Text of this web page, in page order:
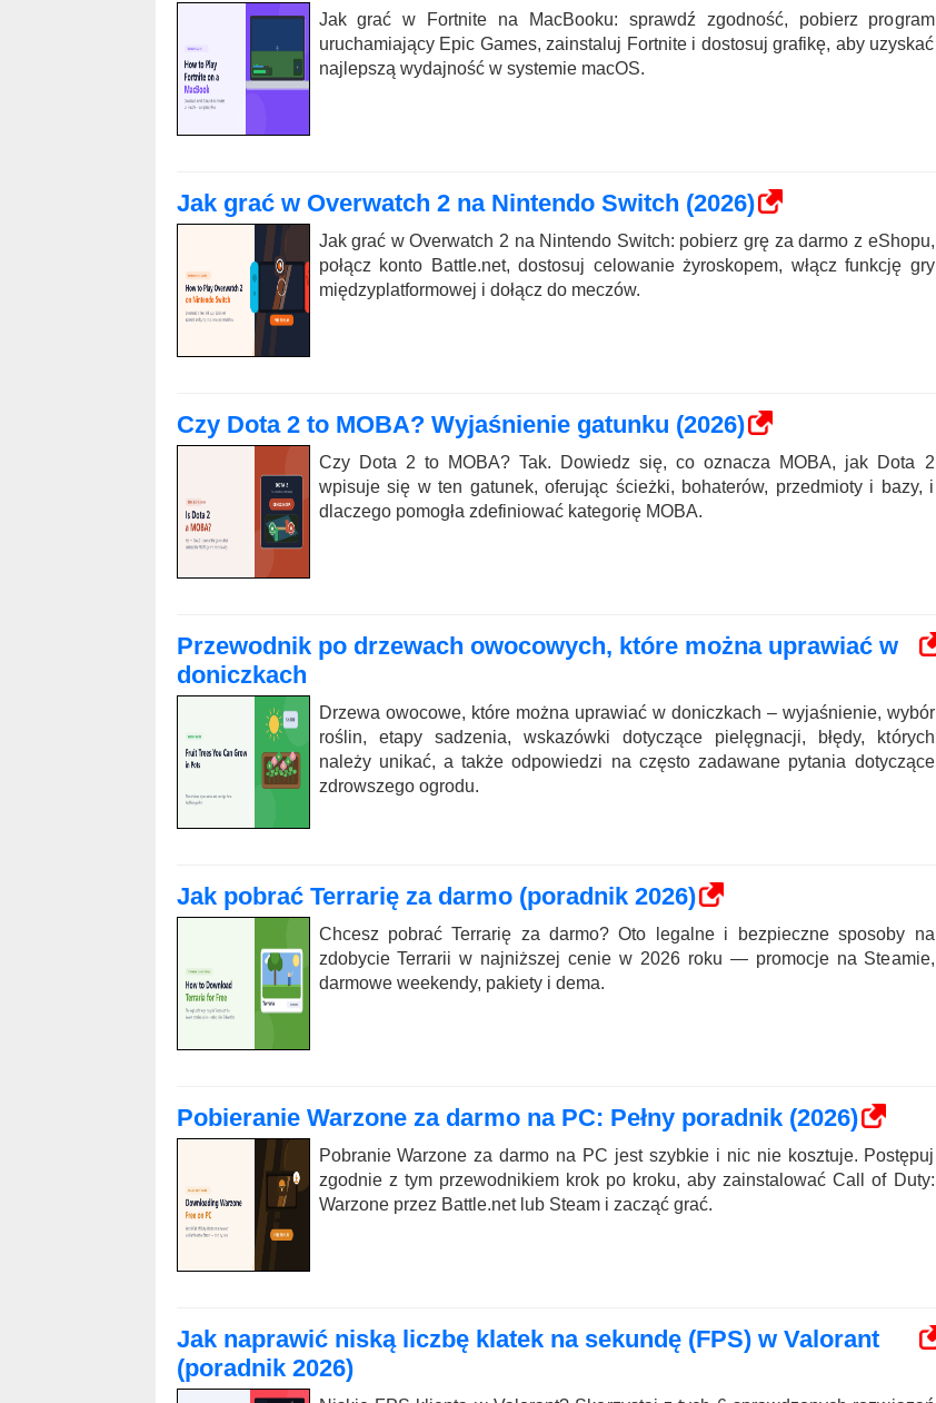
Jak grać w Fortnite na MacBooku: sprawdź zgodność, pobierz program
uruchamiający Epic Games, zainstaluj Fortnite i dostosuj grafikę, aby uzyskać
najlepszą wydajność w systemie macOS.
Jak grać w Overwatch 2 na Nintendo Switch (2026)
Jak grać w Overwatch 2 na Nintendo Switch: pobierz grę za darmo z eShopu,
połącz konto Battle.net, dostosuj celowanie żyroskopem, włącz funkcję gry
międzyplatformowej i dołącz do meczów.
Czy Dota 2 to MOBA? Wyjaśnienie gatunku (2026)
Czy Dota 2 to MOBA? Tak. Dowiedz się, co oznacza MOBA, jak Dota 2
wpisuje się w ten gatunek, oferując ścieżki, bohaterów, przedmioty i bazy, i
dlaczego pomogła zdefiniować kategorię MOBA.
Przewodnik po drzewach owocowych, które można uprawiać w
doniczkach
Drzewa owocowe, które można uprawiać w doniczkach – wyjaśnienie, wybór
roślin, etapy sadzenia, wskazówki dotyczące pielęgnacji, błędy, których
należy unikać, a także odpowiedzi na często zadawane pytania dotyczące
zdrowszego ogrodu.
Jak pobrać Terrarię za darmo (poradnik 2026)
Chcesz pobrać Terrarię za darmo? Oto legalne i bezpieczne sposoby na
zdobycie Terrarii w najniższej cenie w 2026 roku — promocje na Steamie,
darmowe weekendy, pakiety i dema.
Pobieranie Warzone za darmo na PC: Pełny poradnik (2026)
Pobranie Warzone za darmo na PC jest szybkie i nic nie kosztuje. Postępuj
zgodnie z tym przewodnikiem krok po kroku, aby zainstalować Call of Duty:
Warzone przez Battle.net lub Steam i zacząć grać.
Jak naprawić niską liczbę klatek na sekundę (FPS) w Valorant
(poradnik 2026)